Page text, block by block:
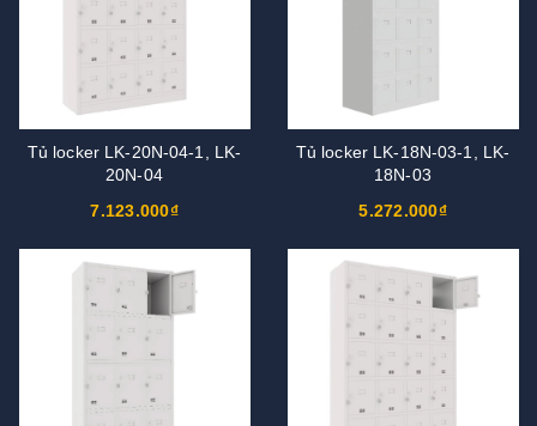
Tủ locker LK-20N-04-1, LK-
20N-04
7.123.000₫
Tủ locker LK-18N-03-1, LK-
18N-03
5.272.000₫